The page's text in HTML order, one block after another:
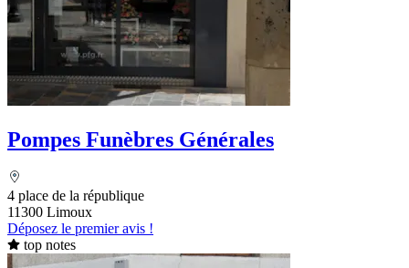
Pompes Funèbres Générales
4 place de la république
11300 Limoux
Déposez le premier avis !
top notes